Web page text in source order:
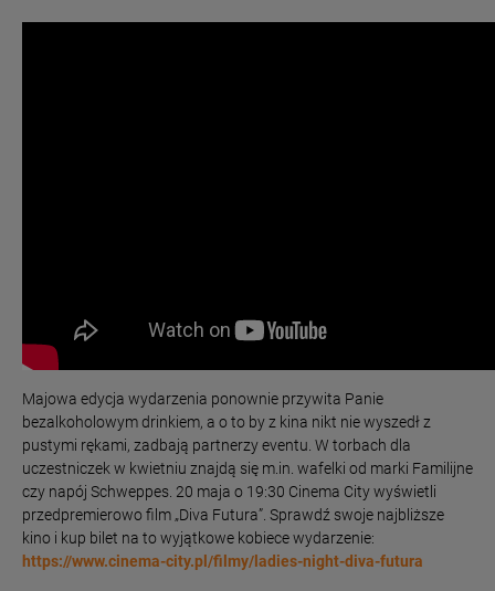
Majowa edycja wydarzenia ponownie przywita Panie
bezalkoholowym drinkiem, a o to by z kina nikt nie wyszedł z
pustymi rękami, zadbają partnerzy eventu. W torbach dla
uczestniczek w kwietniu znajdą się m.in. wafelki od marki Familijne
czy napój Schweppes. 20 maja o 19:30 Cinema City wyświetli
przedpremierowo film „Diva Futura”. Sprawdź swoje najbliższe
kino i kup bilet na to wyjątkowe kobiece wydarzenie:
https://www.cinema-city.pl/filmy/ladies-night-diva-futura